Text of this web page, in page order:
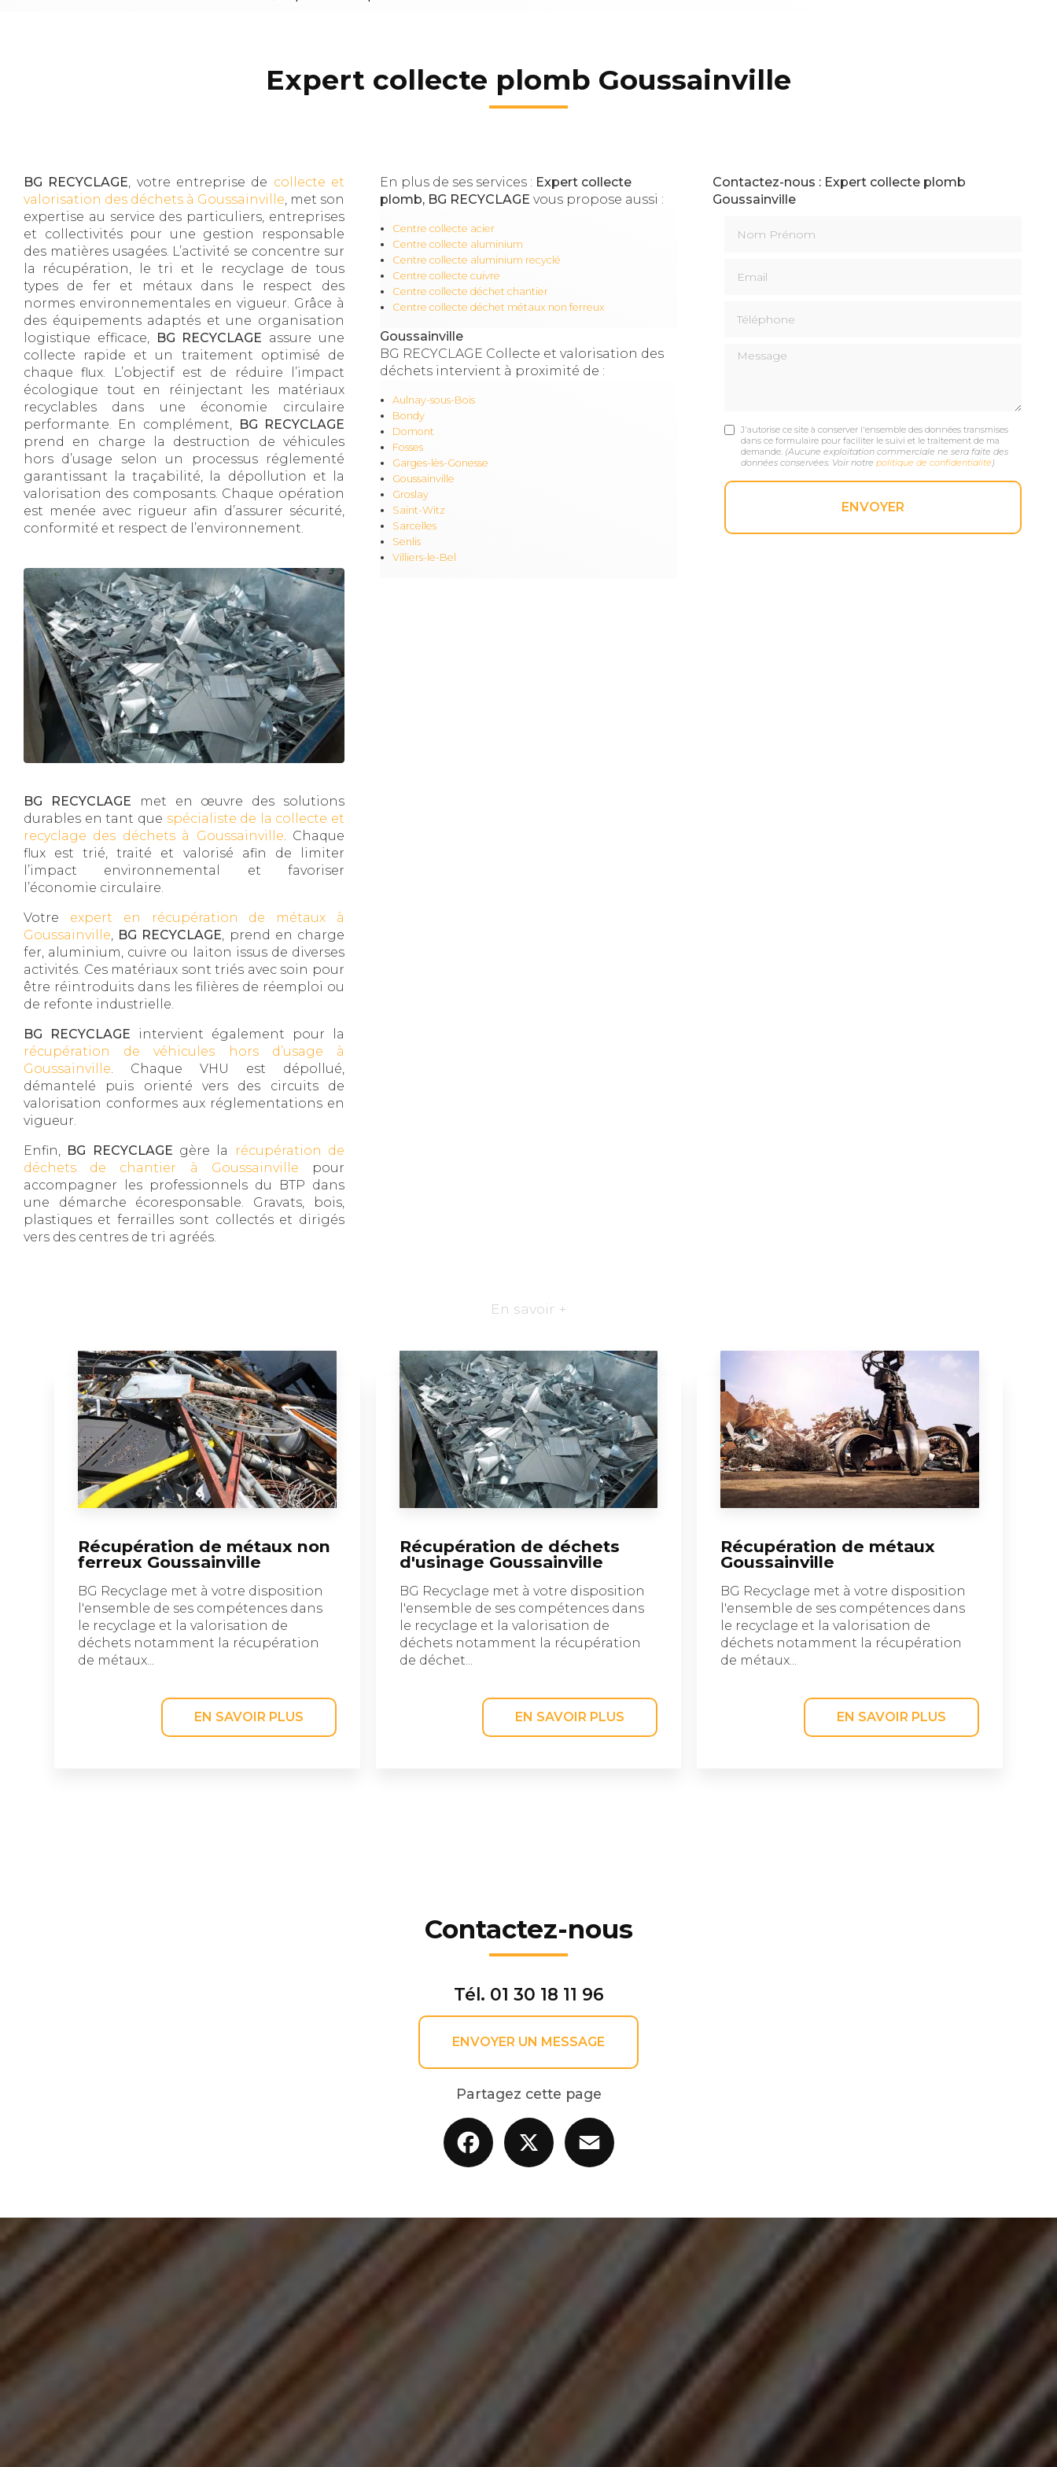
Expert collecte plomb Goussainville
BG RECYCLAGE, votre entreprise de collecte et
valorisation des déchets à Goussainville, met son
expertise au service des particuliers, entreprises
et collectivités pour une gestion responsable
des matières usagées. L’activité se concentre sur
la récupération, le tri et le recyclage de tous
types de fer et métaux dans le respect des
normes environnementales en vigueur. Grâce à
des équipements adaptés et une organisation
logistique efficace,
BG RECYCLAGE assure une
collecte rapide et un traitement optimisé de
chaque flux. L’objectif est de réduire l’impact
écologique tout en réinjectant les matériaux
recyclables dans une économie circulaire
performante. En complément,
BG RECYCLAGE
prend en charge la destruction de véhicules
hors d’usage selon un processus réglementé
garantissant la traçabilité, la dépollution et la
valorisation des composants. Chaque opération
est menée avec rigueur afin d’assurer sécurité,
conformité et respect de l’environnement.
BG RECYCLAGE met en œuvre des solutions
durables en tant que spécialiste de la collecte et
recyclage des déchets à Goussainville. Chaque
flux est trié, traité et valorisé afin de limiter
l’impact environnemental et favoriser
l’économie circulaire.
Votre expert en récupération de métaux à
Goussainville, BG RECYCLAGE, prend en charge
fer, aluminium, cuivre ou laiton issus de diverses
activités. Ces matériaux sont triés avec soin pour
être réintroduits dans les filières de réemploi ou
de refonte industrielle.
BG RECYCLAGE intervient également pour la
récupération de véhicules hors d’usage à
Goussainville. Chaque VHU est dépollué,
démantelé puis orienté vers des circuits de
valorisation conformes aux réglementations en
vigueur.
Enfin, BG RECYCLAGE gère la
récupération de
déchets de chantier à Goussainville pour
accompagner les professionnels du BTP dans
une démarche écoresponsable. Gravats, bois,
plastiques et ferrailles sont collectés et dirigés
vers des centres de tri agréés.
En plus de ses services : Expert collecte
plomb, BG RECYCLAGE vous propose aussi :
Centre collecte acier
Centre collecte aluminium
Centre collecte aluminium recyclé
Centre collecte cuivre
Centre collecte déchet chantier
Centre collecte déchet métaux non ferreux
Goussainville
BG RECYCLAGE Collecte et valorisation des
déchets intervient à proximité de :
Aulnay-sous-Bois
Bondy
Domont
Fosses
Garges-lès-Gonesse
Goussainville
Groslay
Saint-Witz
Sarcelles
Senlis
Villiers-le-Bel
Contactez-nous : Expert collecte plomb
Goussainville
Message
J'autorise ce site à conserver l'ensemble des données transmises
dans ce formulaire pour faciliter le suivi et le traitement de ma
demande. (Aucune exploitation commerciale ne sera faite des
données conservées. Voir notre politique de confidentialité )
En savoir +
Récupération de métaux non
ferreux Goussainville
BG Recyclage met à votre disposition
l'ensemble de ses compétences dans
le recyclage et la valorisation de
déchets notamment la récupération
de métaux...
EN SAVOIR PLUS
Récupération de déchets
d'usinage Goussainville
BG Recyclage met à votre disposition
l'ensemble de ses compétences dans
le recyclage et la valorisation de
déchets notamment la récupération
de déchet...
EN SAVOIR PLUS
Récupération de métaux
Goussainville
BG Recyclage met à votre disposition
l'ensemble de ses compétences dans
le recyclage et la valorisation de
déchets notamment la récupération
de métaux...
EN SAVOIR PLUS
Contactez-nous
Tél. 01 30 18 11 96
ENVOYER UN MESSAGE
Partagez cette page
Facebook